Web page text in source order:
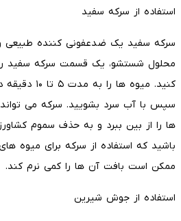
استفاده از سرکه سفید
سرکه سفید یک ضدعفونی کننده طبیعی
محلول شستشو، یک قسمت سرکه سفید
کنید. میوه
سپس با آب سرد بشویید. سرکه می تواند
ها را از بین ببرد و به حذف سموم
باشید که استفاده از سرکه برای میوه
ممکن است بافت آن ها را کمی نرم کند.
استفاده از جوش شیرین